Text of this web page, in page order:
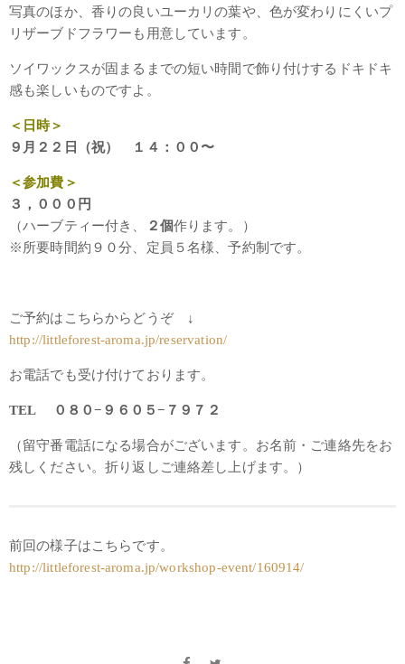
写真のほか、香りの良いユーカリの葉や、色が変わりにくいプ
リザーブドフラワーも用意しています。
ソイワックスが固まるまでの短い時間で飾り付けするドキドキ
感も楽しいものですよ。
＜日時＞
９月２２日（祝） １４：００〜
＜参加費＞
３，０００円
（ハーブティー付き、
２個作ります。）
※所要時間約９０分、定員５名様、予約制です。
ご予約はこちらからどうぞ ↓
http://littleforest-aroma.jp/reservation/
お電話でも受け付けております。
TEL ０８０−９６０５−７９７２
（留守番電話になる場合がございます。お名前・ご連絡先をお
残しください。折り返しご連絡差し上げます。）
前回の様子はこちらです。
http://littleforest-aroma.jp/workshop-event/160914/